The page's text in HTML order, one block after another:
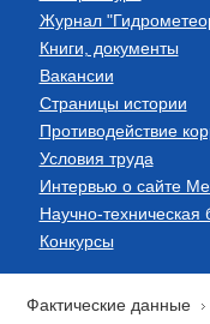
Журнал
Книги, документы
Вакансии
Страницы истории
Противодействие
Условия труда
Интервью о сайте
Научно-техническая
Конкурсы
Фактические данные